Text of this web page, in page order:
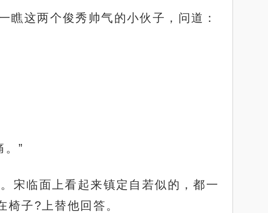
瞧这两个俊秀帅气的小伙子，问道：
”
宋临面上看起来镇定自若似的，都一
子?上替他回答。